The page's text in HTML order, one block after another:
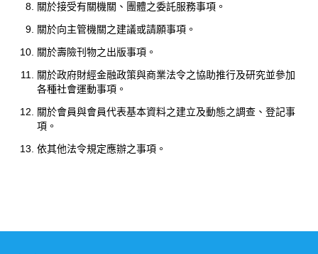
關於接受有關機關、團體之委託服務事項。
關於向主管機關之建議或請願事項。
關於壽險刊物之出版事項。
關於政府財經金融政策與商業法令之協助推行及研究並參加
各種社會運動事項。
關於會員與會員代表基本資料之建立及動態之調查、登記事
項。
依其他法令規定應辦之事項。